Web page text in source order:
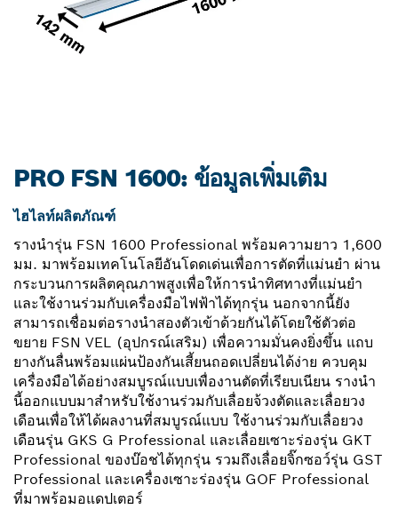
PRO FSN 1600: ข้อมูลเพิ่มเติม
ไฮไลท์ผลิตภัณฑ์
รางนำรุ่น FSN 1600 Professional พร้อมความยาว 1,600
มม. มาพร้อมเทคโนโลยีอันโดดเด่นเพื่อการตัดที่แม่นยำ ผ่าน
กระบวนการผลิตคุณภาพสูงเพื่อให้การนำทิศทางที่แม่นยำ
และใช้งานร่วมกับเครื่องมือไฟฟ้าได้ทุกรุ่น นอกจากนี้ยัง
สามารถเชื่อมต่อรางนำสองตัวเข้าด้วยกันได้โดยใช้ตัวต่อ
ขยาย FSN VEL (อุปกรณ์เสริม) เพื่อความมั่นคงยิ่งขึ้น แถบ
ยางกันลื่นพร้อมแผ่นป้องกันเสี้ยนถอดเปลี่ยนได้ง่าย ควบคุม
เครื่องมือได้อย่างสมบูรณ์แบบเพื่องานตัดที่เรียบเนียน รางนำ
นี้ออกแบบมาสำหรับใช้งานร่วมกับเลื่อยจ้วงตัดและเลื่อยวง
เดือนเพื่อให้ได้ผลงานที่สมบูรณ์แบบ ใช้งานร่วมกับเลื่อยวง
เดือนรุ่น GKS G Professional และเลื่อยเซาะร่องรุ่น GKT
Professional ของบ๊อชได้ทุกรุ่น รวมถึงเลื่อยจิ๊กซอว์รุ่น GST
Professional และเครื่องเซาะร่องรุ่น GOF Professional
ที่มาพร้อมอแดปเตอร์